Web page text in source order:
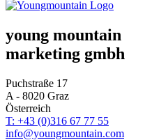
young mountain
marketing gmbh
Puchstraße 17
A - 8020 Graz
Österreich
T: +43 (0)316 67 77 55
info@youngmountain.com